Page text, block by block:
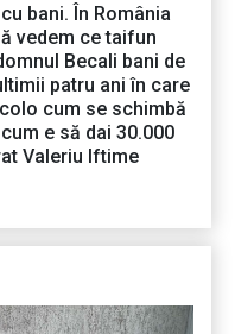
bani. În România
vedem ce taifun
Becali bani de
patru ani în care
cum se schimbă
e să dai 30.000
Valeriu Iftime